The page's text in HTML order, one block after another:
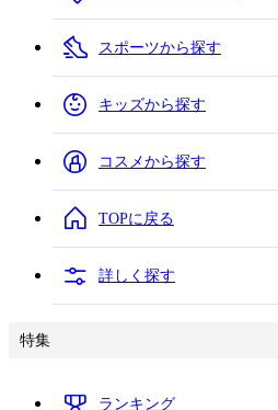
スポーツから探す
キッズから探す
コスメから探す
TOPに戻る
詳しく探す
特集
ランキング